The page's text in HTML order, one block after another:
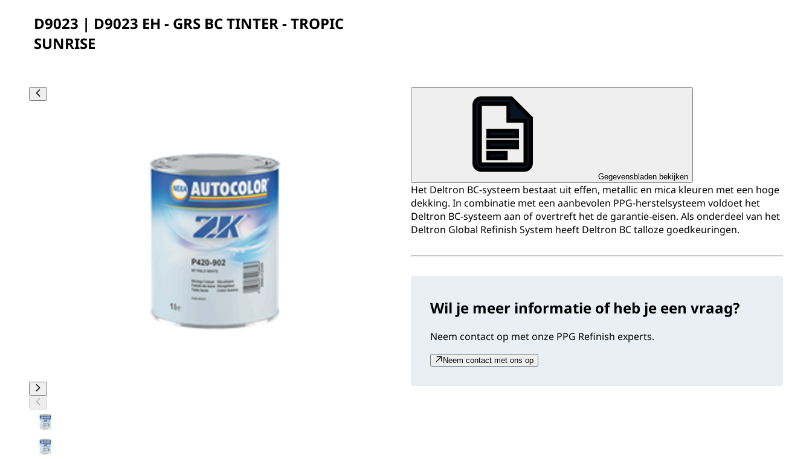
D9023 | D9023 EH - GRS BC TINTER - TROPIC
SUNRISE
Gegevensbladen bekijken
Het Deltron BC-systeem bestaat uit effen, metallic en mica kleuren met een hoge
dekking. In combinatie met een aanbevolen PPG-herstelsysteem voldoet het
Deltron BC-systeem aan of overtreft het de garantie-eisen. Als onderdeel van het
Deltron Global Refinish System heeft Deltron BC talloze goedkeuringen.
Wil je meer informatie of heb je een vraag?
Neem contact op met onze PPG Refinish experts.
Neem contact met ons op